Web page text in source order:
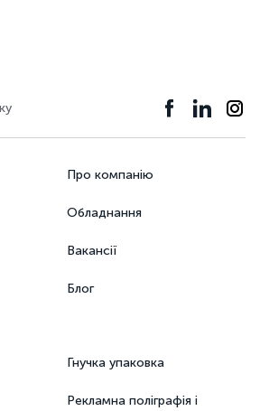
Про компанію
Обладнання
Вакансії
Блог
Гнучка упаковка
Рекламна поліграфія і